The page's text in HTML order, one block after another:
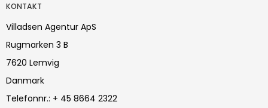
KONTAKT
Villadsen Agentur ApS
Rugmarken 3 B
7620 Lemvig
Danmark
Telefonnr.: + 45 8664 2322